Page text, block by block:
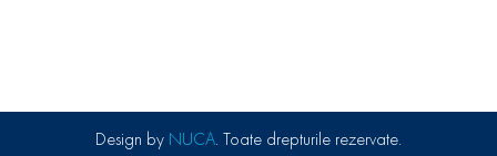
Design by NUCA. Toate drepturile rezervate.